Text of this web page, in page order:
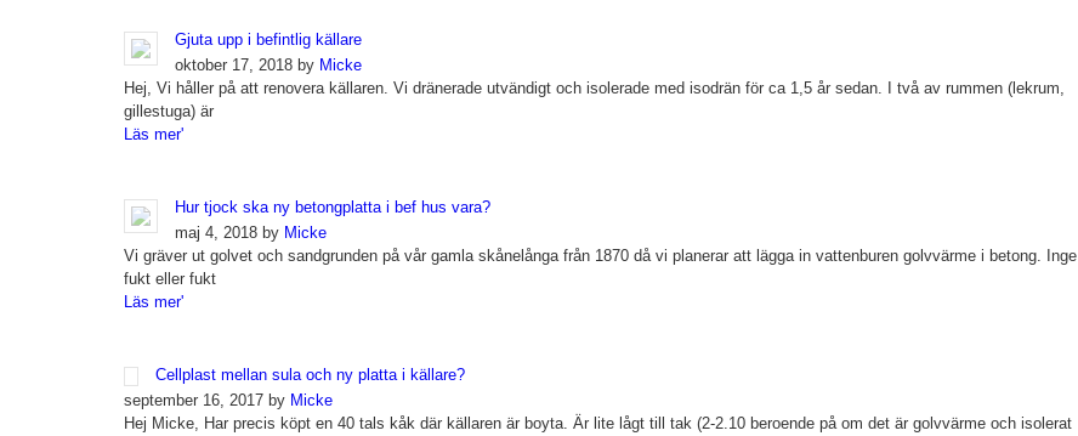
Gjuta upp i befintlig källare
oktober 17, 2018 by Micke
Hej, Vi håller på att renovera källaren. Vi dränerade utvändigt och isolerade med isodrän för ca 1,5 år sedan. I två av rummen (lekrum,
gillestuga) är
Läs mer'
Hur tjock ska ny betongplatta i bef hus vara?
maj 4, 2018 by Micke
Vi gräver ut golvet och sandgrunden på vår gamla skånelånga från 1870 då vi planerar att lägga in vattenburen golvvärme i betong. Inge
fukt eller fukt
Läs mer'
Cellplast mellan sula och ny platta i källare?
september 16, 2017 by Micke
Hej Micke, Har precis köpt en 40 tals kåk där källaren är boyta. Är lite lågt till tak (2-2.10 beroende på om det är golvvärme och isolerat